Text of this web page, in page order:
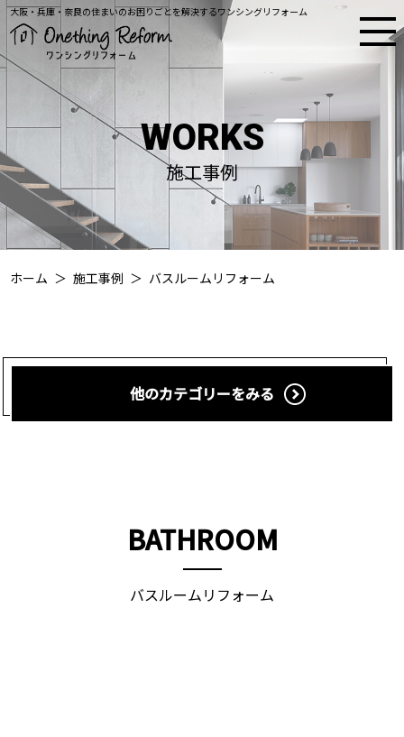
大阪・兵庫・奈良の住まいのお困りごとを解決するワンシングリフォーム
WORKS
施工事例
ホーム 施工事例 バスルームリフォーム
他のカテゴリーをみる
BATHROOM
バスルームリフォーム